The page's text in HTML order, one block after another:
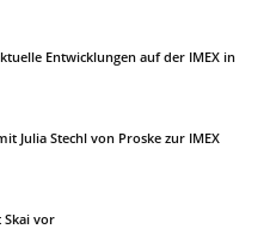
Entwicklungen auf der IMEX in
Julia Stechl von Proske zur IMEX
Skai vor